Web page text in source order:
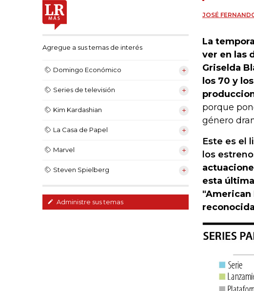
Agregue a sus temas de interés
Domingo Económico
Series de televisión
Kim Kardashian
La Casa de Papel
Marvel
Steven Spielberg
Administre sus temas
JOSÉ
La
ver en las
Griselda
los 70 y
porque
género
Este es el
los
esta
"American